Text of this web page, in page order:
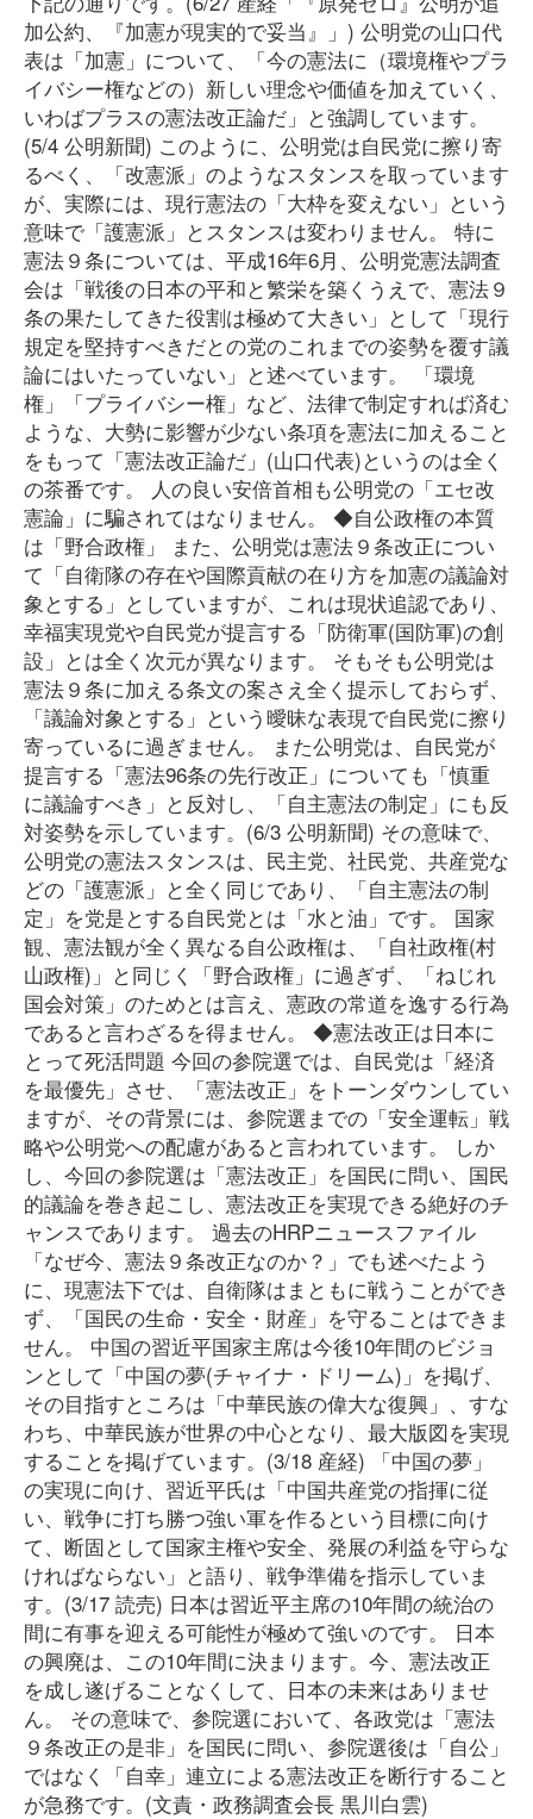
加公約、『加憲が現実的で妥当』」) 公明党の山口代
表は「加憲」について、「今の憲法に（環境権やプラ
イバシー権などの）新しい理念や価値を加えていく、
いわばプラスの憲法改正論だ」と強調しています。
(5/4 公明新聞) このように、公明党は自民党に擦り寄
るべく、「改憲派」のようなスタンスを取っています
が、実際には、現行憲法の「大枠を変えない」という
意味で「護憲派」とスタンスは変わりません。 特に
憲法９条については、平成16年6月、公明党憲法調査
会は「戦後の日本の平和と繁栄を築くうえで、憲法９
条の果たしてきた役割は極めて大きい」として「現行
規定を堅持すべきだとの党のこれまでの姿勢を覆す議
論にはいたっていない」と述べています。 「環境
権」「プライバシー権」など、法律で制定すれば済む
ような、大勢に影響が少ない条項を憲法に加えること
をもって「憲法改正論だ」(山口代表)というのは全く
の茶番です。 人の良い安倍首相も公明党の「エセ改
憲論」に騙されてはなりません。 ◆自公政権の本質
は「野合政権」 また、公明党は憲法９条改正につい
て「自衛隊の存在や国際貢献の在り方を加憲の議論対
象とする」としていますが、これは現状追認であり、
幸福実現党や自民党が提言する「防衛軍(国防軍)の創
設」とは全く次元が異なります。 そもそも公明党は
憲法９条に加える条文の案さえ全く提示しておらず、
「議論対象とする」という曖昧な表現で自民党に擦り
寄っているに過ぎません。 また公明党は、自民党が
提言する「憲法96条の先行改正」についても「慎重
に議論すべき」と反対し、「自主憲法の制定」にも反
対姿勢を示しています。(6/3 公明新聞) その意味で、
公明党の憲法スタンスは、民主党、社民党、共産党な
どの「護憲派」と全く同じであり、「自主憲法の制
定」を党是とする自民党とは「水と油」です。 国家
観、憲法観が全く異なる自公政権は、「自社政権(村
山政権)」と同じく「野合政権」に過ぎず、「ねじれ
国会対策」のためとは言え、憲政の常道を逸する行為
であると言わざるを得ません。 ◆憲法改正は日本に
とって死活問題 今回の参院選では、自民党は「経済
を最優先」させ、「憲法改正」をトーンダウンしてい
ますが、その背景には、参院選までの「安全運転」戦
略や公明党への配慮があると言われています。 しか
し、今回の参院選は「憲法改正」を国民に問い、国民
的議論を巻き起こし、憲法改正を実現できる絶好のチ
ャンスであります。 過去のHRPニュースファイル
「なぜ今、憲法９条改正なのか？」でも述べたよう
に、現憲法下では、自衛隊はまともに戦うことができ
ず、「国民の生命・安全・財産」を守ることはできま
せん。 中国の習近平国家主席は今後10年間のビジョ
ンとして「中国の夢(チャイナ・ドリーム)」を掲げ、
その目指すところは「中華民族の偉大な復興」、すな
わち、中華民族が世界の中心となり、最大版図を実現
することを掲げています。(3/18 産経) 「中国の夢」
の実現に向け、習近平氏は「中国共産党の指揮に従
い、戦争に打ち勝つ強い軍を作るという目標に向け
て、断固として国家主権や安全、発展の利益を守らな
ければならない」と語り、戦争準備を指示していま
す。(3/17 読売) 日本は習近平主席の10年間の統治の
間に有事を迎える可能性が極めて強いのです。 日本
の興廃は、この10年間に決まります。今、憲法改正
を成し遂げることなくして、日本の未来はありませ
ん。 その意味で、参院選において、各政党は「憲法
９条改正の是非」を国民に問い、参院選後は「自公」
ではなく「自幸」連立による憲法改正を断行すること
が急務です。(文責・政務調査会長 黒川白雲)